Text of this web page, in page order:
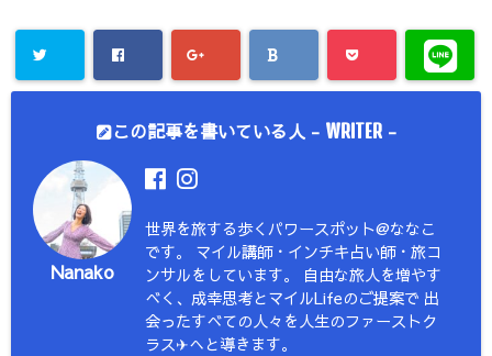
この記事を書いている人 - WRITER-
Nanako
世界を旅する歩くパワースポット@ななこ
です。 マイル講師・インチキ占い師・旅コ
ンサルをしています。 自由な旅人を増やす
べく、成幸思考とマイルLifeのご提案で 出
会ったすべての人々を人生のファーストク
ラス✈︎へと導きます。